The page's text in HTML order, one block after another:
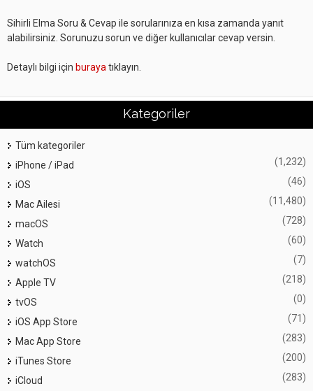
Sihirli Elma Soru & Cevap ile sorularınıza en kısa zamanda yanıt
alabilirsiniz. Sorunuzu sorun ve diğer kullanıcılar cevap versin.
Detaylı bilgi için buraya tıklayın.
Kategoriler
Tüm kategoriler
iPhone / iPad
(1,232)
iOS (46)
Mac Ailesi (11,480)
macOS (728)
Watch (60)
watchOS (7)
Apple TV (218)
tvOS (0)
iOS App Store (71)
Mac App Store (283)
iTunes Store (200)
iCloud (283)